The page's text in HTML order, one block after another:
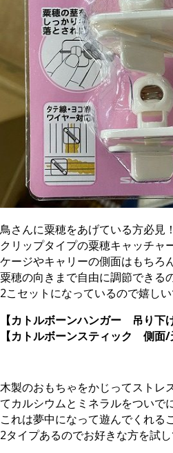
鳥さんに粟穂をあげている方必見
クリップタイプの粟穂キャッチャ
ケージやキャリーの側面はもちろ
粟穂の向きまで自由に調節でき
2こセットになっているので嬉し
【カトルボーンハンガー 吊り下
【カトルボーンスティック 側面/
木製のおもちゃをかじってストレ
てカルシウムとミネラルをついで
これは夢中になって遊んでくれ
2タイプあるのでお好きな方を試